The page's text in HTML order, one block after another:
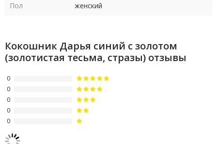
Пол женский
Кокошник Дарья синий с золотом
(золотистая тесьма, стразы) отзывы
0
0
0
0
0